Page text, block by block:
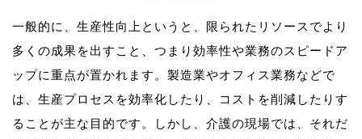
一般的に、生産性向上というと、限られたリソースでより
多くの成果を出すこと、つまり効率性や業務のスピードア
ップに重点が置かれます。製造業やオフィス業務などで
は、生産プロセスを効率化したり、コストを削減したりす
ることが主な目的です。しかし、介護の現場では、それだ